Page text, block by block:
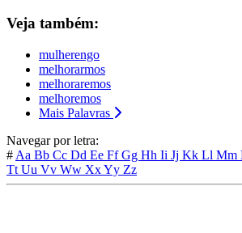
Veja também:
mulherengo
melhorarmos
melhoraremos
melhoremos
Mais Palavras
Navegar por letra:
# Aa Bb Cc Dd Ee FfGg Hh Ii Jj Kk Ll Mm
Tt Uu Vv Ww XxYy Zz